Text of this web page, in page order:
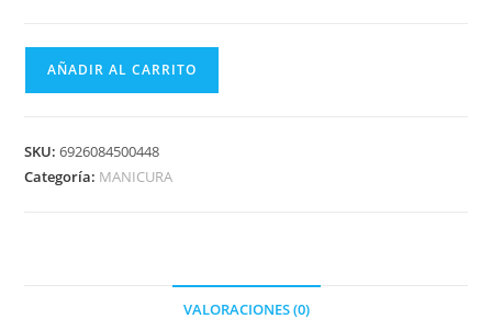
AÑADIR AL CARRITO
SKU:6926084500448
Categoría: MANICURA
VALORACIONES (0)